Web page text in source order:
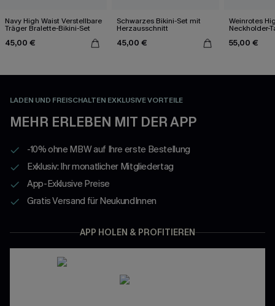
Navy High Waist Verstellbare
Träger Bralette-Bikini-Set
45,00 €
Schwarzes Bikini-Set mit
Herzausschnitt
45,00 €
Weinrotes
Neckholder-
55,00 €
LADEN UND FREISCHALTEN EXKLUSIVE VORTEILE
MEHR ERLEBEN MIT DER APP
-10% ohne MBW auf Ihre erste Bestellung
Exklusiv: Ihr monatlicher Mitgliedertag
App-Exklusive Preise
Gratis Versand für NeukundInnen
APP HOLEN & PROFITIEREN